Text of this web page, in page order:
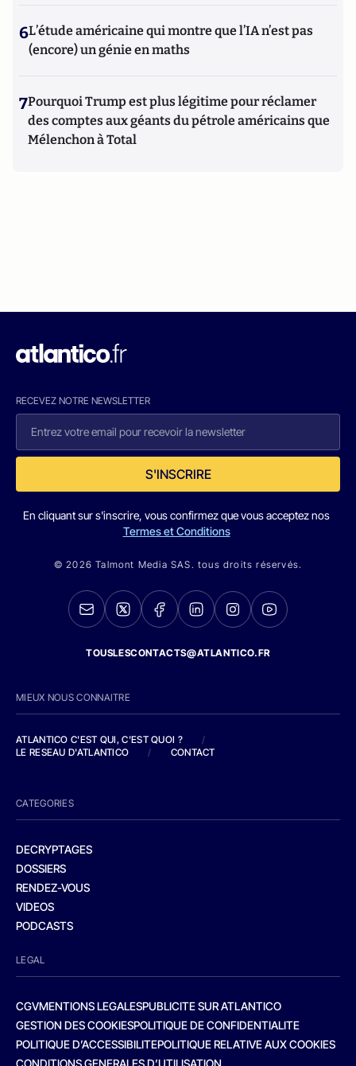
6L’étude américaine qui montre que l’IA n’est pas
(encore) un génie en maths
7Pourquoi Trump est plus légitime pour réclamer
des comptes aux géants du pétrole américains que
Mélenchon à Total
RECEVEZ NOTRE NEWSLETTER
S'INSCRIRE
En cliquant sur s'inscrire, vous confirmez que vous acceptez nos
Termes et Conditions
© 2026 Talmont Media SAS. tous droits réservés.
TOUSLESCONTACTS@ATLANTICO.FR
MIEUX NOUS CONNAITRE
ATLANTICO C'EST QUI, C'EST QUOI ?
/
LE RESEAU D'ATLANTICO
/ CONTACT
CATEGORIES
DECRYPTAGES
DOSSIERS
RENDEZ-VOUS
VIDEOS
PODCASTS
LEGAL
CGVMENTIONS LEGALESPUBLICITE SUR ATLANTICO
GESTION DES COOKIESPOLITIQUE DE CONFIDENTIALITE
POLITIQUE D’ACCESSIBILITEPOLITIQUE RELATIVE AUX COOKIES